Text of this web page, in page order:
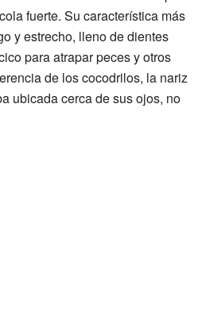
fuerte. Su característica más
y estrecho, lleno de dientes
para atrapar peces y otros
de los cocodrilos, la nariz
ubicada cerca de sus ojos, no